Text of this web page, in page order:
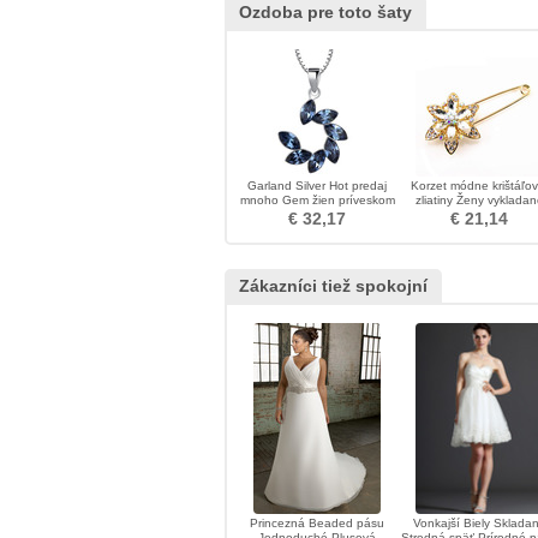
Ozdoba pre toto šaty
Garland Silver Hot predaj
mnoho Gem žien príveskom
€ 32,17
Korzet módne
zliatiny Ženy
diamant brož
€ 21,14
Zákazníci tiež spokojní
Princezná Beaded pásu
Vonkajší Biely